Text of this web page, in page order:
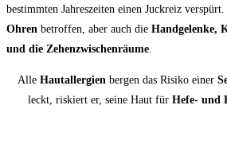
bestimmten Jahreszeiten einen Juckreiz
Ohren betroffen, aber auch die Handgelenke,
und die Zehenzwischenräume
Alle Hautallergien bergen das Risiko einer
leckt, riskiert er, seine Haut für Hefe- und